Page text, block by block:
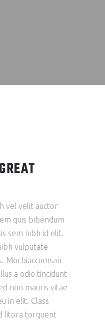
vel velit auctor
quis bibendum
sem nibh id elit.
vulputate
Morbiaccumsan
a odio tincidunt
non mauris vitae
in elit. Class
litora torquent